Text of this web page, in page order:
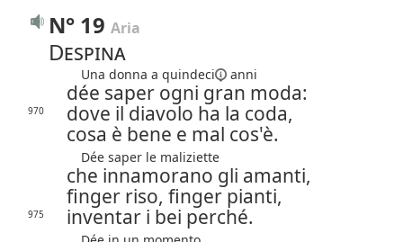
N° 19 Aria
Despina
Una donna a quindeci anni
dée saper ogni gran moda:
970
dove il diavolo ha la coda,
cosa è bene e mal cos'è.
Dée saper le maliziette
che innamorano gli amanti,
finger riso, finger pianti,
975 inventar i bei perché.